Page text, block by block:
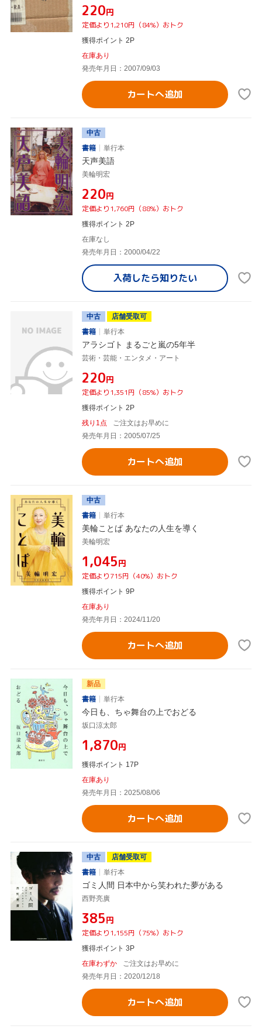
¥220円
定価より1,210円（84%）おトク
獲得ポイント 2P
在庫あり
発売年月日：2007/09/03
カートへ追加
中古
書籍
単行本
天声美語
美輪明宏
¥220円
定価より1,760円（88%）おトク
獲得ポイント 2P
在庫なし
発売年月日：2000/04/22
入荷したら知りたい
中古
店舗受取可
書籍
単行本
アラシゴト まるごと嵐の5年半
芸術・芸能・エンタメ・アート
¥220円
定価より1,351円（85%）おトク
獲得ポイント 2P
残り1点
ご注文はお早めに
発売年月日：2005/07/25
カートへ追加
中古
書籍
単行本
美輪ことば あなたの人生を導く
美輪明宏
¥1,045円
定価より715円（40%）おトク
獲得ポイント 9P
在庫あり
発売年月日：2024/11/20
カートへ追加
新品
書籍
単行本
今日も、ちゃ舞台の上でおどる
坂口涼太郎
¥1,870円
獲得ポイント 17P
在庫あり
発売年月日：2025/08/06
カートへ追加
中古
店舗受取可
書籍
単行本
ゴミ人間 日本中から笑われた夢がある
西野亮廣
¥385円
定価より1,155円（75%）おトク
獲得ポイント 3P
在庫わずか
ご注文はお早めに
発売年月日：2020/12/18
カートへ追加